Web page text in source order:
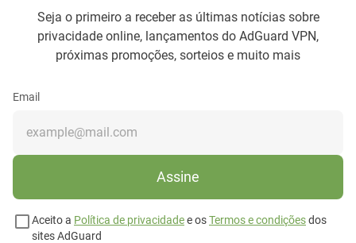
Seja o primeiro a receber as últimas notícias sobre
privacidade online, lançamentos do AdGuard VPN,
próximas promoções, sorteios e muito mais
Email
Assine
Aceito a Política de privacidadee osTermos e condiçõesdos
sites AdGuard